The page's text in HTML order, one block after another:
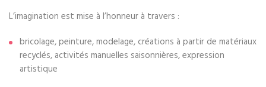
L’imagination est mise à l’honneur à travers :
bricolage, peinture, modelage, créations à partir de matériaux
recyclés, activités manuelles saisonnières, expression
artistique